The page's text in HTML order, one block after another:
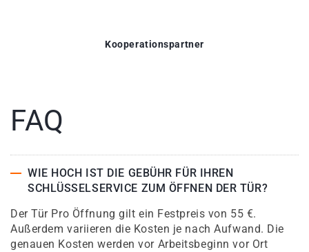
Kooperationspartner
FAQ
WIE HOCH IST DIE GEBÜHR FÜR IHREN
SCHLÜSSELSERVICE ZUM ÖFFNEN DER TÜR?
Der Tür Pro Öffnung gilt ein Festpreis von 55 €.
Außerdem variieren die Kosten je nach Aufwand. Die
genauen Kosten werden vor Arbeitsbeginn vor Ort